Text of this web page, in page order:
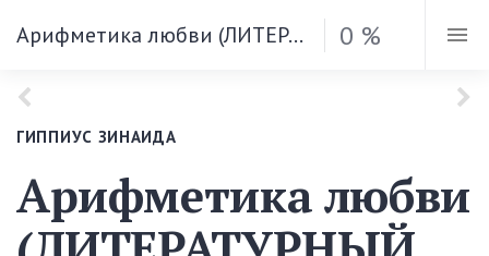
Арифметика любви (ЛИТЕРАТУРНЫЙ ВЕЧЕР) 0 %
ГИППИУС ЗИНАИДА
Арифметика любви